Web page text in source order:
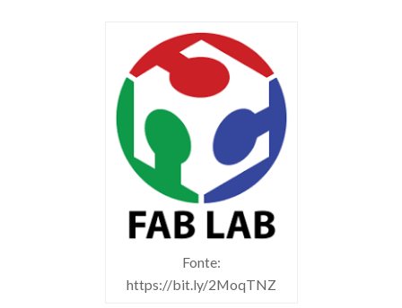
Fonte:
https://bit.ly/2MoqTNZ